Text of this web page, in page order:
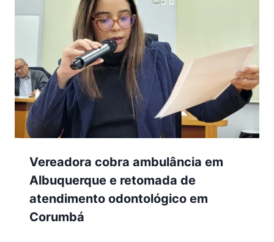
Vereadora cobra ambulância em
Albuquerque e retomada de
atendimento odontológico em
Corumbá